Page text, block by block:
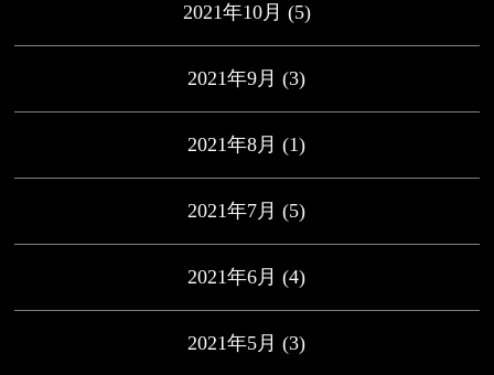
2021年10月 (5)
2021年9月 (3)
2021年8月 (1)
2021年7月 (5)
2021年6月 (4)
2021年5月 (3)